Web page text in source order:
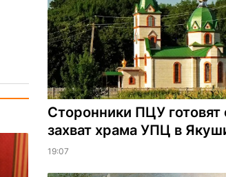
Сторонники ПЦУ готовят
захват храма УПЦ в
19:07